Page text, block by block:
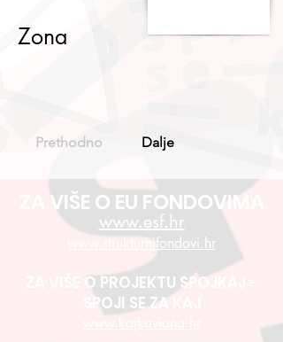
Zona
Prethodno Dalje
ZA VIŠE O EU FONDOVIMA
www.esf.hr
www.strukturnifondovi.hr
ZA VIŠE O PROJEKTU SPOJKAJ -
SPOJI SE ZA KAJ